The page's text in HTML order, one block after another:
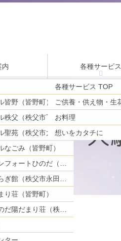
内
皆野（皆野町）
メモリアルホール秩父（秩父市下影森）
聖苑（秩父市大宮）
なごみ（皆野町）
り荘（皆野町）
各種サービス
各種サービス TOP
ご供養・供え物・生
お料理
想いをカタチに
まで 大
沿い